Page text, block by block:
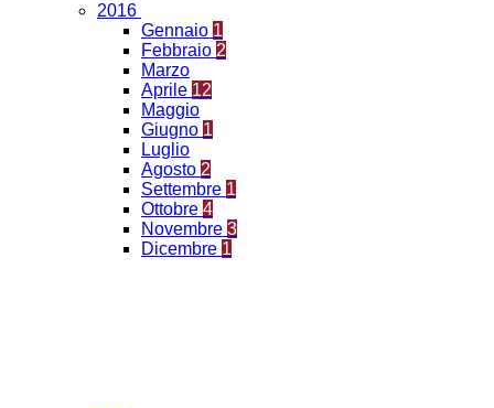
2016
Gennaio 1
Febbraio 2
Marzo
Aprile 12
Maggio
Giugno 1
Luglio
Agosto 2
Settembre 1
Ottobre 4
Novembre 3
Dicembre 1